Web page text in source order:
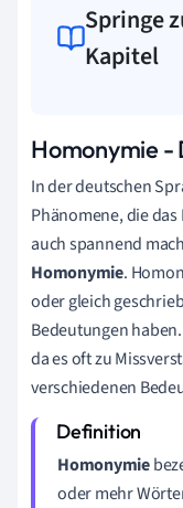
Springe
Kapitel
Homonymie -
In der deutschen
Phänomene, die
auch spannend
Homonymie.
oder gleich
Bedeutungen
da es oft zu
verschiedenen
Homonymie
oder mehr